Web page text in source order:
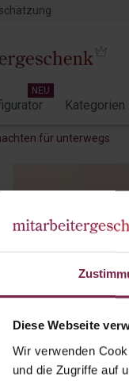
Diese Webseite
Wir verwenden
und die Zugriffe auf
NEU
Kategorien
für unterwegs